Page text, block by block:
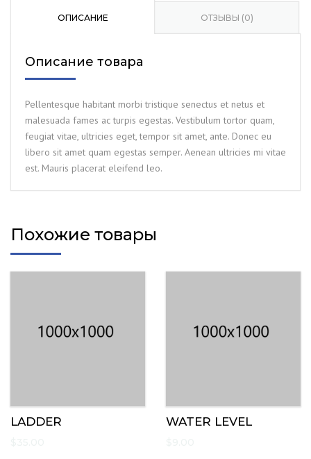
Wrench
ОПИСАНИЕ ОТЗЫВЫ (0)
Описание товара
Pellentesque habitant morbi tristique senectus et netus et
malesuada fames ac turpis egestas. Vestibulum tortor quam,
feugiat vitae, ultricies eget, tempor sit amet, ante. Donec eu
libero sit amet quam egestas semper. Aenean ultricies mi vitae
est. Mauris placerat eleifend leo.
Похожие товары
LADDER WATER LEVEL